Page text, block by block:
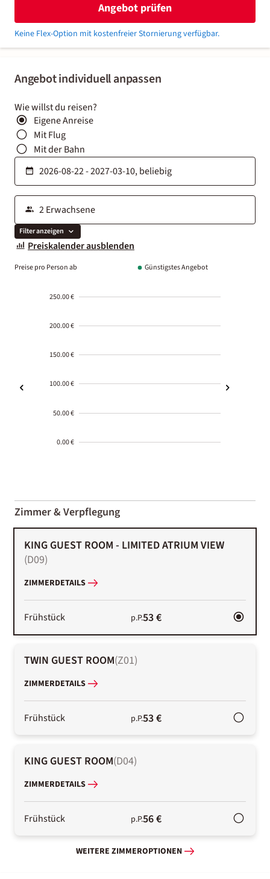
Angebot individuell anpassen
Wie willst du reisen?
Eigene Anreise
Mit Flug
Mit der Bahn
Filter anzeigen
Preiskalender ausblenden
Preise pro Person ab Günstigstes Angebot
250.00 €
200.00 €
150.00 €
100.00 €
50.00 €
0.00 €
01-02
Zimmer & Verpflegung
KING GUEST ROOM - LIMITED ATRIUM VIEW
(D09)
ZIMMERDETAILS
Frühstück p.P.53 €
TWIN GUEST ROOM(Z01)
ZIMMERDETAILS
Frühstück p.P.53 €
KING GUEST ROOM(D04)
ZIMMERDETAILS
Frühstück p.P.56 €
WEITERE ZIMMEROPTIONEN
Angebot prüfen
Keine Flex-Option mit kostenfreier Stornierung verfügbar.